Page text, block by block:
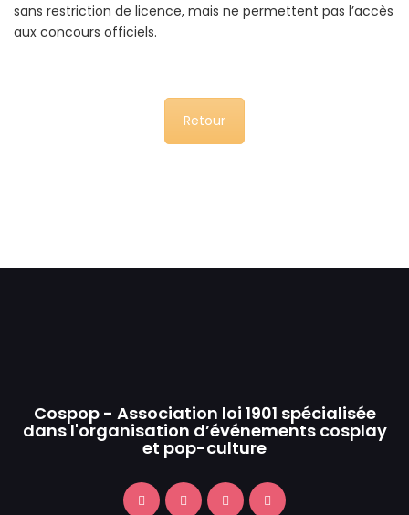
sans restriction de licence, mais ne permettent pas l’accès
aux concours officiels.
Retour
Cospop - Association loi 1901 spécialisée
dans l'organisation d’événements cosplay
et pop-culture